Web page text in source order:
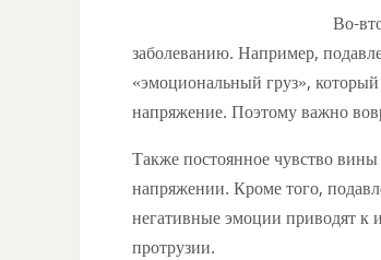
Во-
заболеванию. Например,
«эмоциональный груз»,
напряжение. Поэтому важно
Также постоянное чувство
напряжении. Кроме того,
негативные эмоции приводят к
протрузии.